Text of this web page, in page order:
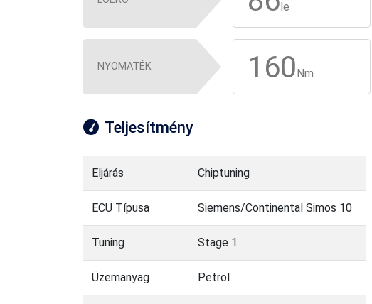
le
NYOMATÉK 160Nm
Teljesítmény
Eljárás Chiptuning
ECU Típusa Siemens/Continental Simos 10
Tuning Stage 1
Üzemanyag Petrol